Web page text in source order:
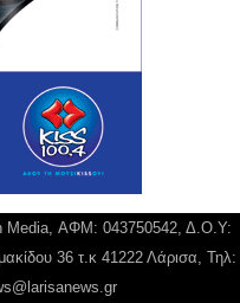
Media, ΑΦΜ: 043750542, Δ.Ο.Υ:
36 τ.κ 41222 Λάρισα, Τηλ: